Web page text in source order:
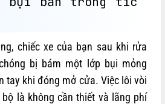
chiếc xe của bạn sau khi rửa
bị bám một lớp bụi mỏng
tay khi đóng mở cửa. Việc lôi vòi
là không cần thiết và lãng phí